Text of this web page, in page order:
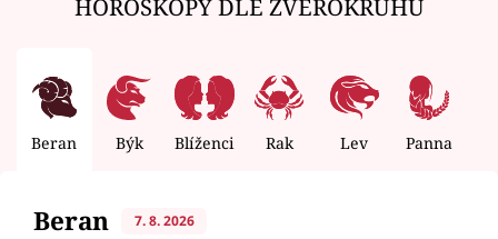
Beran Býk Blíženci Rak Lev Panna
Beran 7. 8. 2026